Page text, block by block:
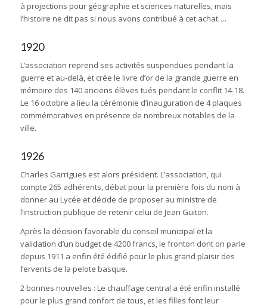
à projections pour géographie et sciences naturelles, mais
l’histoire ne dit pas si nous avons contribué à cet achat….
1920
L’association reprend ses activités suspendues pendant la
guerre et au-delà, et crée le livre d’or de la grande guerre en
mémoire des 140 anciens élèves tués pendant le conflit 14-18.
Le 16 octobre a lieu la cérémonie d’inauguration de 4 plaques
commémoratives en présence de nombreux notables de la
ville.
1926
Charles Garrigues est alors président. L’association, qui
compte 265 adhérents, débat pour la première fois du nom à
donner au Lycée et décide de proposer au ministre de
l’instruction publique de retenir celui de Jean Guiton.
Après la décision favorable du conseil municipal et la
validation d’un budget de 4200 francs, le fronton dont on parle
depuis 1911 a enfin été édifié pour le plus grand plaisir des
fervents de la pelote basque.
2 bonnes nouvelles : Le chauffage central a été enfin installé
pour le plus grand confort de tous, et les filles font leur